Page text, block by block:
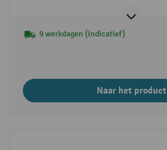
9 werkdagen (indicatief)
Naar het product